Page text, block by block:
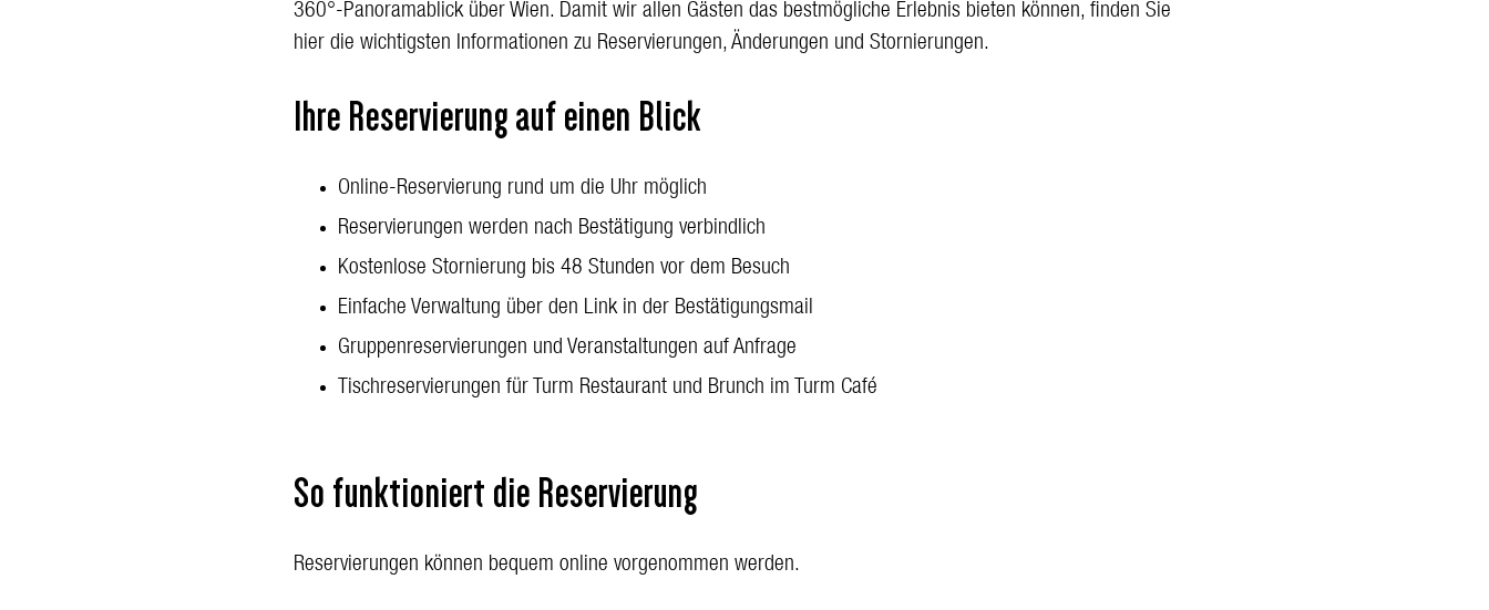
brunchCafé
360°-Panoramablick über Wien. Damit wir allen Gästen das bestmögliche Erlebnis bieten können, finden Sie
hier die wichtigsten Informationen zu Reservierungen, Änderungen und Stornierungen.
Ihre Reservierung auf einen Blick
Online-Reservierung rund um die Uhr möglich
Reservierungen werden nach Bestätigung verbindlich
Kostenlose Stornierung bis 48 Stunden vor dem Besuch
Einfache Verwaltung über den Link in der Bestätigungsmail
Gruppenreservierungen und Veranstaltungen auf Anfrage
Tischreservierungen für Turm Restaurant und Brunch im Turm Café
So funktioniert die Reservierung
Reservierungen können bequem online vorgenommen werden.